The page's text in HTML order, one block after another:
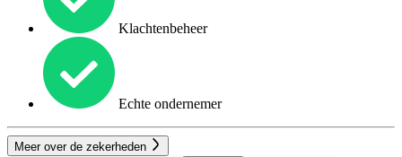
Klachtenbeheer
Echte ondernemer
Meer over de zekerheden